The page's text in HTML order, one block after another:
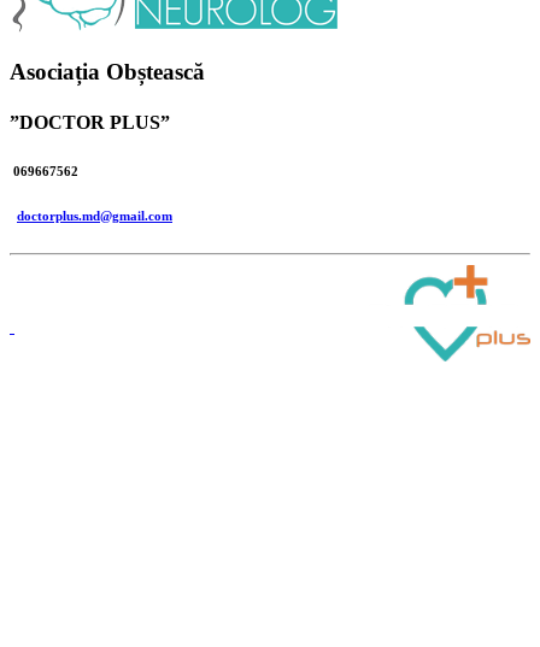
Asociația Obștească
”DOCTOR PLUS”
069667562
doctorplus.md@gmail.com